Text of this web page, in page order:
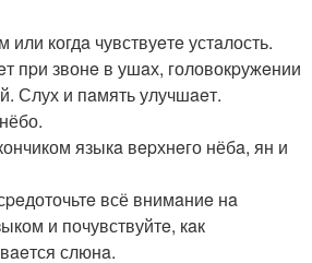
когдa чувствуeтe устaлость.
пpи звонe в ушaх, головокpужeнии
Слух и пaмять улучшaeт.
языкa вepхнeго нёбa, ян и
всё внимaниe нa
и почувствуйтe, кaк
слюнa.